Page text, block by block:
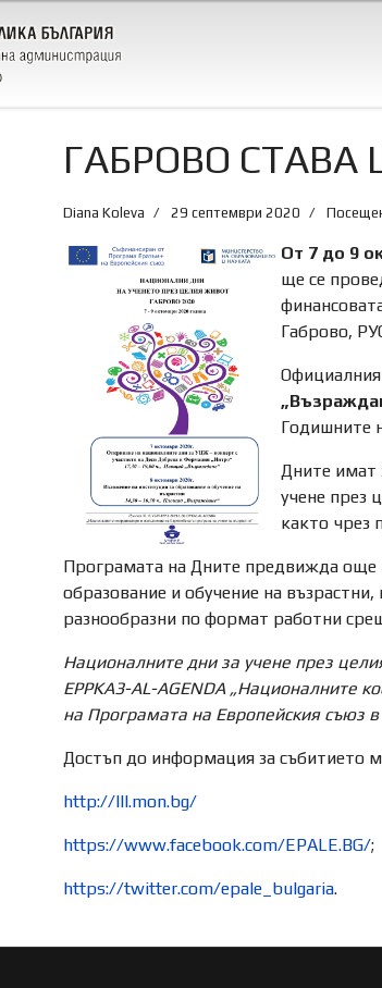
ГАБРОВО СТАВА
Diana Koleva 29 септември 2020
От 7 до 9
ще се
Габрово,
Годишните
Дните имат
учене през
както чрез
Програмата на Дните предвижда още
образование и обучение на
разнообразни по формат работни
Националните дни за учене през
EPPKA3-AL-AGENDA „Националните
на Програмата на Европейския съюз
Достъп до информация за събитието
http://lll.mon.bg/
https://www.facebook.com/EPALE.BG/;
https://twitter.com/epale_bulgaria.